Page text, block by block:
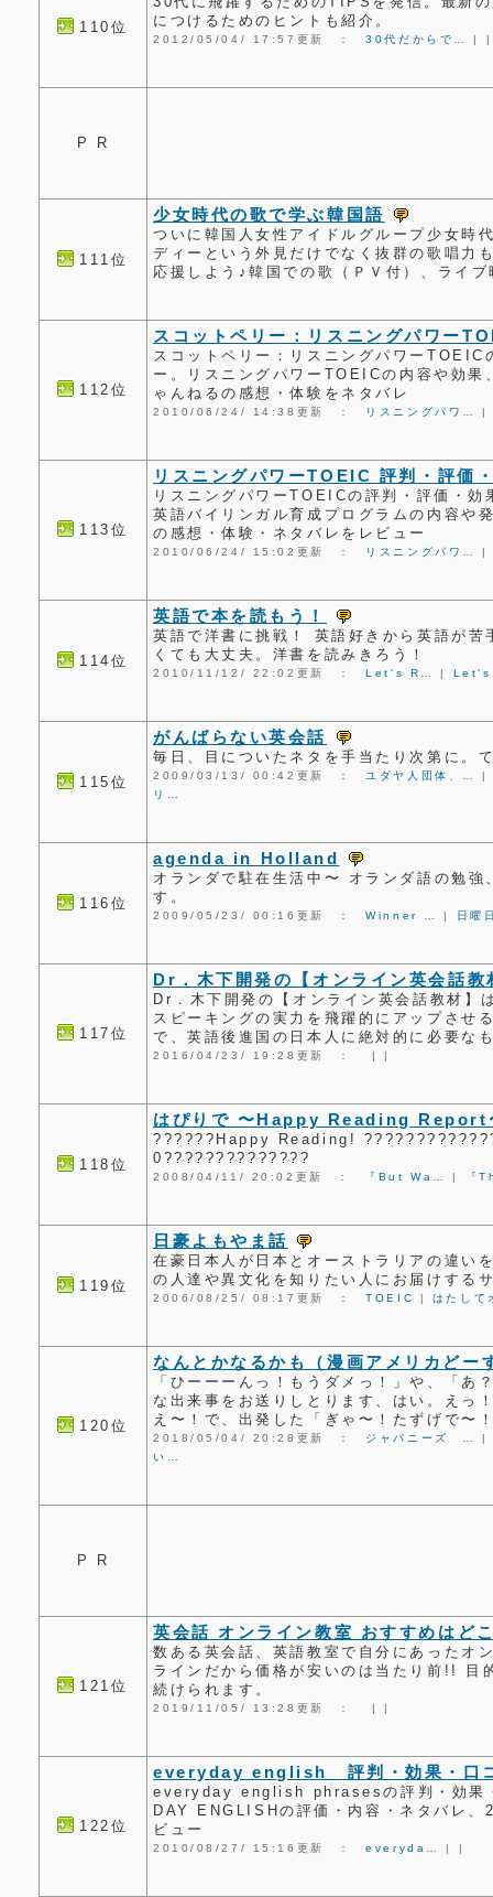
110位
につけるためのヒントも紹介。
2012/05/04/ 17:57更新 ：30代だからで… | |
P R
111位
少女時代の歌で学ぶ韓国語
ついに韓国人女性アイドルグループ少女時
ディーという外見だけでなく抜群の歌唱力
応援しよう♪韓国での歌（ＰＶ付）、ライ
112位
スコットペリー：リスニングパワー
スコットペリー：リスニングパワーTOEIC
ー。リスニングパワーTOEICの内容や効
ゃんねるの感想・体験をネタバレ
2010/06/24/ 14:38更新 ： リスニングパワ…
113位
リスニングパワーTOEIC 評判・評価
リスニングパワーTOEICの評判・評価・効
英語バイリンガル育成プログラムの内容や
の感想・体験・ネタバレをレビュー
2010/06/24/ 15:02更新 ： リスニングパワ…
114位
英語で本を読もう！
英語で洋書に挑戦！ 英語好きから英語が苦
くても大丈夫。洋書を読みきろう！
2010/11/12/ 22:02更新 ：Let's R… |
115位
がんばらない英会話
毎日、目についたネタを手当たり次第に。
2009/03/13/ 00:42更新 ： ユダヤ人団体、…
リ…
116位
agenda in Holland
オランダで駐在生活中〜 オランダ語の勉強
す。
2009/05/23/ 00:16更新 ：Winner … | 日曜
117位
Dr．木下開発の【オンライン英会話教
Dr．木下開発の【オンライン英会話教材】
スピーキングの実力を飛躍的にアップさせ
で、英語後進国の日本人に絶対的に必要な
2016/04/23/ 19:28更新 ： | |
118位
はぴりで 〜Happy Reading Report
??????Happy Reading!
0??????????????
2008/04/11/ 20:02更新 ： 『But Wa… | 『
119位
日豪よもやま話
在豪日本人が日本とオーストラリアの違い
の人達や異文化を知りたい人にお届けする
2006/08/25/ 08:17更新 ：TOEIC | はたし
120位
なんとかなるかも（漫画アメリカどー
「ひーーーんっ！もうダメっ！」や、「あ
な出来事をお送りしとります、はい。えっ
え〜！で、出発した「ぎゃ〜！たずげで〜
2018/05/04/ 20:28更新 ： ジャパニーズ …
い…
P R
121位
英会話 オンライン教室 おすすめはど
数ある英会話、英語教室で自分にあったオ
ラインだから価格が安いのは当たり前!! 目
続けられます。
2019/11/05/ 13:28更新 ： | |
122位
everyday english 評判・効果・口
everyday english phrasesの評判・効果
DAY ENGLISHの評価・内容・ネタバレ、
ビュー
2010/08/27/ 15:16更新 ：everyda… | |